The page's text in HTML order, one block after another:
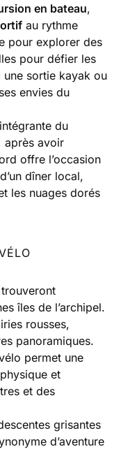
en bateau,
au rythme
pour explorer des
pour défier les
une sortie kayak ou
envies du
du
après avoir
offre l’occasion
dîner local,
les nuages dorés
trouveront
îles de l’archipel.
rousses,
panoramiques.
permet une
et
et des
grisantes
d’aventure